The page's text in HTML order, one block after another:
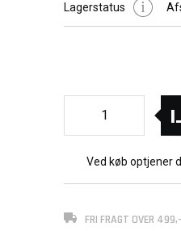
Lagerstatus
Ved køb optjener
FRI FRAGT OVER 499,-